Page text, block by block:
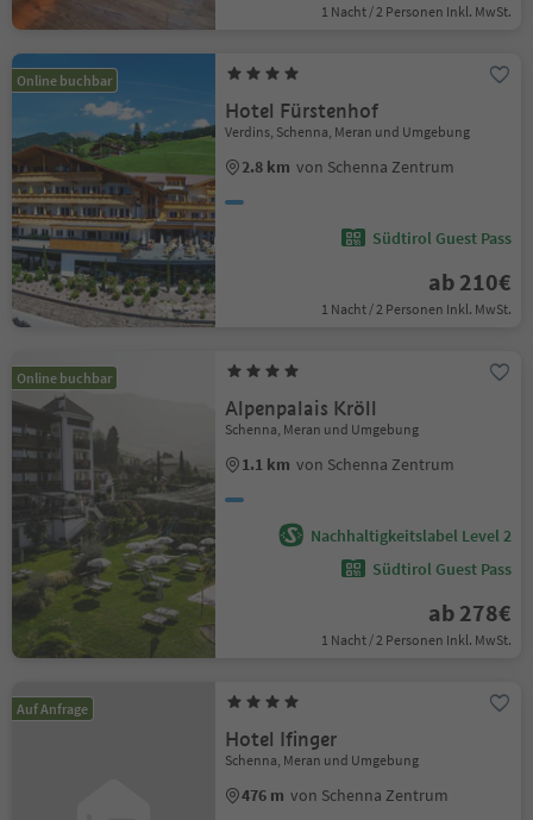
1 Nacht / 2 Personen Inkl. MwSt.
Online buchbar
Hotel Fürstenhof
Verdins, Schenna, Meran und Umgebung
2.8 km von Schenna Zentrum
Südtirol Guest Pass
ab 210€
1 Nacht / 2 Personen Inkl. MwSt.
Online buchbar
Alpenpalais Kröll
Schenna, Meran und Umgebung
1.1 km von Schenna Zentrum
Nachhaltigkeitslabel Level 2
Südtirol Guest Pass
ab 278€
1 Nacht / 2 Personen Inkl. MwSt.
Auf Anfrage
Hotel Ifinger
Schenna, Meran und Umgebung
476 m von Schenna Zentrum